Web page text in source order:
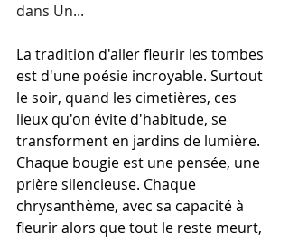
dans Un...
La tradition d'aller fleurir les tombes
est d'une poésie incroyable. Surtout
le soir, quand les cimetières, ces
lieux qu'on évite d'habitude, se
transforment en jardins de lumière.
Chaque bougie est une pensée, une
prière silencieuse. Chaque
chrysanthème, avec sa capacité à
fleurir alors que tout le reste meurt,